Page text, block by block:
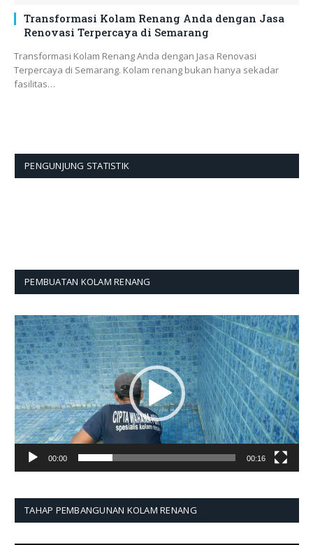
Transformasi Kolam Renang Anda dengan Jasa
Renovasi Terpercaya di Semarang
Transformasi Kolam Renang Anda dengan Jasa Renovasi
Terpercaya di Semarang. Kolam renang bukan hanya sekadar
fasilitas…
PENGUNJUNG STATISTIK
PEMBUATAN KOLAM RENANG
Pemutar
Video
00:00 00:16
TAHAP PEMBANGUNAN KOLAM RENANG